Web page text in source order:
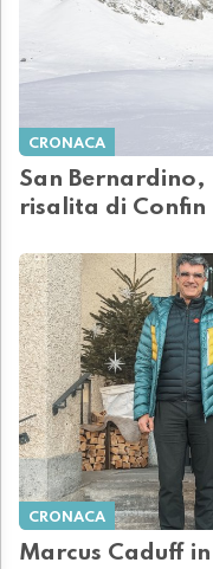
CRONACA
San
risalita di Confin
CRONACA
Marcus Caduff